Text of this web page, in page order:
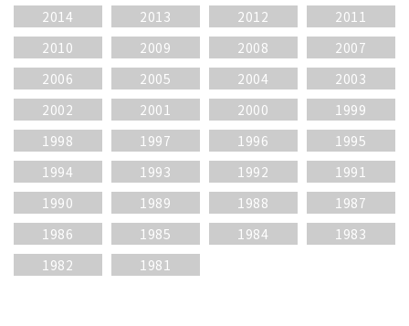
2014
2013 2012
2011
2010
2009 2008
2007
2006
2005 2004
2003
2002
2001 2000
1999
1998
1997 1996
1995
1994
1993 1992
1991
1990
1989 1988
1987
1986
1985 1984
1983
1982
1981